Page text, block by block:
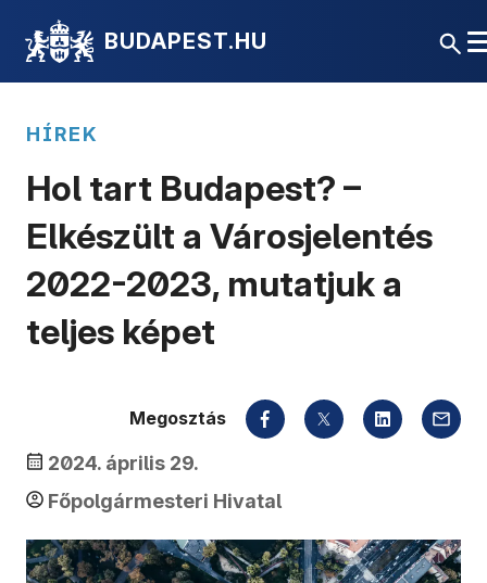
BUDAPEST.HU
HÍREK
Hol tart Budapest? –
Elkészült a Városjelentés
2022-2023, mutatjuk a
teljes képet
2024. április 29.
Főpolgármesteri Hivatal
Megosztás